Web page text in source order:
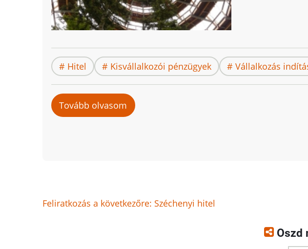
Hitel Kisvállalkozói pénzügyek Vállalkozás
Tovább olvasom ezt:
Támogatott
Feliratkozás a következőre: Széchenyi hitel
Oszd